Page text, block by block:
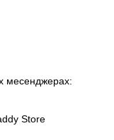
месенджерах:
Store